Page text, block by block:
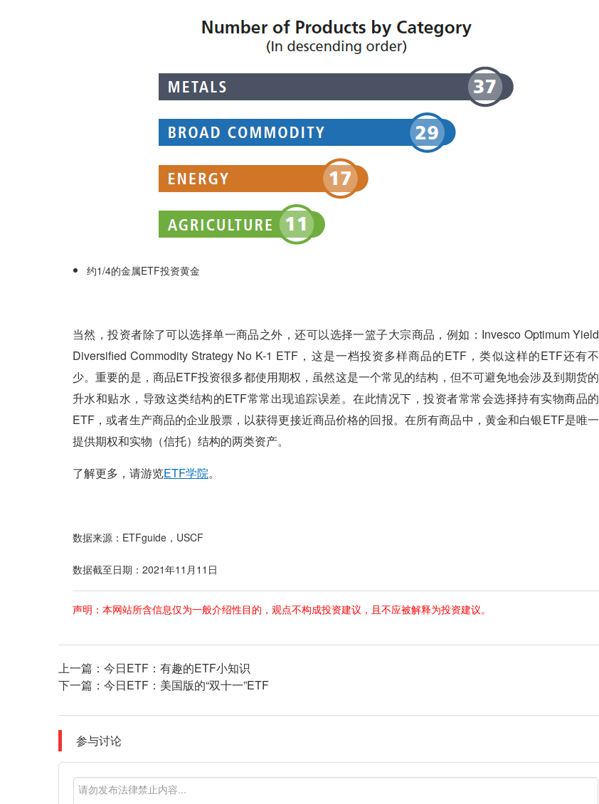
约1/4的金属ETF投资黄金
当然，投资者除了可以选择单一商品之外，还可以选择一篮子大宗商品，例如：Invesco Optimum Yield
Diversified Commodity Strategy No K-1 ETF，这是一档投资多样商品的ETF，类似这样的ETF还有不
少。重要的是，商品ETF投资很多都使用期权，虽然这是一个常见的结构，但不可避免地会涉及到期货的
升水和贴水，导致这类结构的ETF常常出现追踪误差。在此情况下，投资者常常会选择持有实物商品的
ETF，或者生产商品的企业股票，以获得更接近商品价格的回报。在所有商品中，黄金和白银ETF是唯一
提供期权和实物（信托）结构的两类资产。
了解更多，请游览ETF学院。
数据来源：ETFguide，USCF
数据截至日期：2021年11月11日
声明：本网站所含信息仅为一般介绍性目的，观点不构成投资建议，且不应被解释为投资建议。
上一篇： 今日ETF：有趣的ETF小知识
下一篇： 今日ETF：美国版的“双十一”ETF
参与讨论